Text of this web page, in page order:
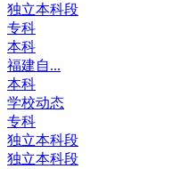
独立本科段
专科
本科
福建自...
本科
学校动态
专科
独立本科段
独立本科段